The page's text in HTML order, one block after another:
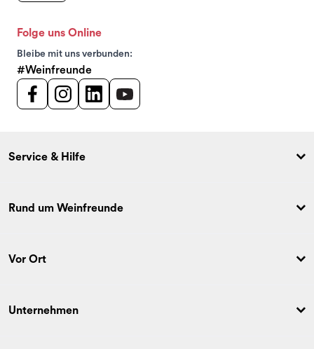
Folge uns Online
Bleibe mit uns verbunden:
#Weinfreunde
Service & Hilfe
Rund um Weinfreunde
Vor Ort
Unternehmen